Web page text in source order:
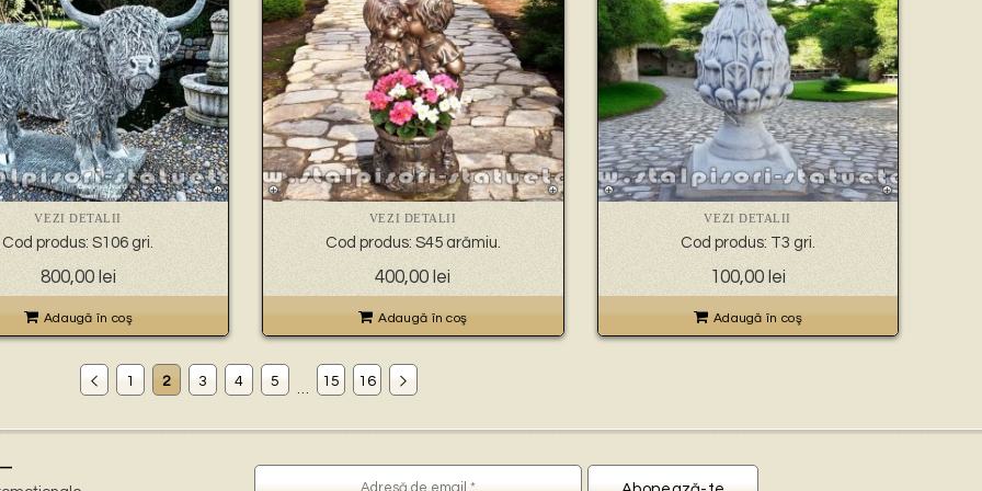
VEZI DETALII
Cod produs: S106 gri.
800,00 lei
Adaugă în coş
VEZI DETALII
Cod produs: S45 arămiu.
400,00 lei
Adaugă în coş
VEZI DETALII
Cod produs: T3 gri.
100,00 lei
Adaugă în coş
1 2 3 4 5 15 16